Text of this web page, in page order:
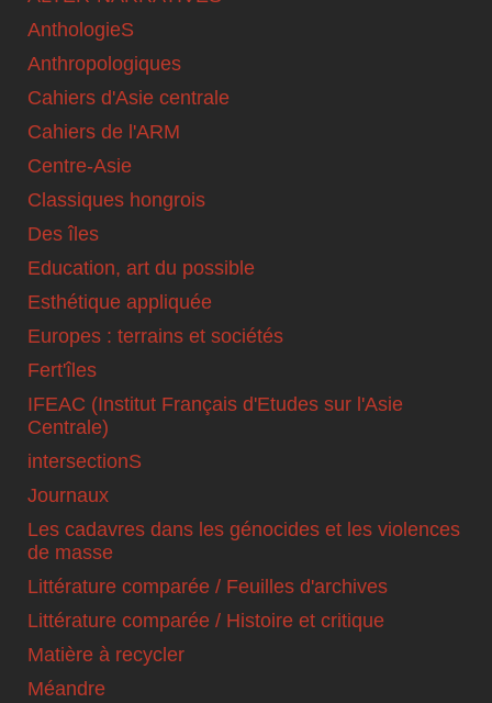
AnthologieS
Anthropologiques
Cahiers d'Asie centrale
Cahiers de l'ARM
Centre-Asie
Classiques hongrois
Des îles
Education, art du possible
Esthétique appliquée
Europes : terrains et sociétés
Fert'îles
IFEAC (Institut Français d'Etudes sur l'Asie
Centrale)
intersectionS
Journaux
Les cadavres dans les génocides et les violences
de masse
Littérature comparée / Feuilles d'archives
Littérature comparée / Histoire et critique
Matière à recycler
Méandre